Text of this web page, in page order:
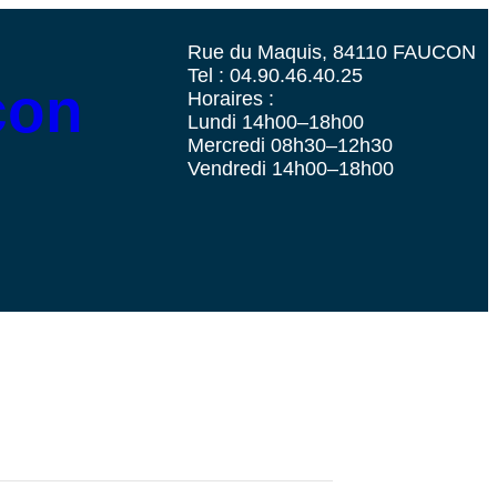
Rue du Maquis, 84110 FAUCON
Tel : 04.90.46.40.25
Horaires :
Lundi 14h00–18h00
Mercredi 08h30–12h30
Vendredi 14h00–18h00